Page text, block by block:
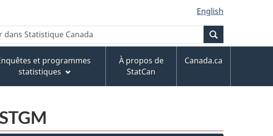
English
et programmes
statistiques
À propos de
StatCan
Canada.ca